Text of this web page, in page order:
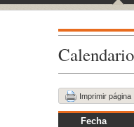
Imprimir página
Fecha